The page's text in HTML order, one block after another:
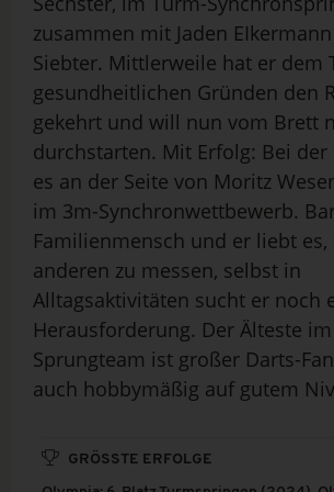
zusammen mit Jaden
Siebter. Mittlerweile hat er dem
gesundheitlichen Gründen den
gekehrt und will nun vom Brett
durchstarten. Mit Erfolg: Bei der
es an der Seite von Moritz
im 3m-Synchronwettbewerb.
Familienmensch und er liebt
anderen zu messen, selbst in
Alltagsaktivitäten sucht er noch
Herausforderung. Der Älteste im
Sprungteam ist großer Darts-
auch hobbymäßig auf gutem
GRÖSSTE ERFOLGE